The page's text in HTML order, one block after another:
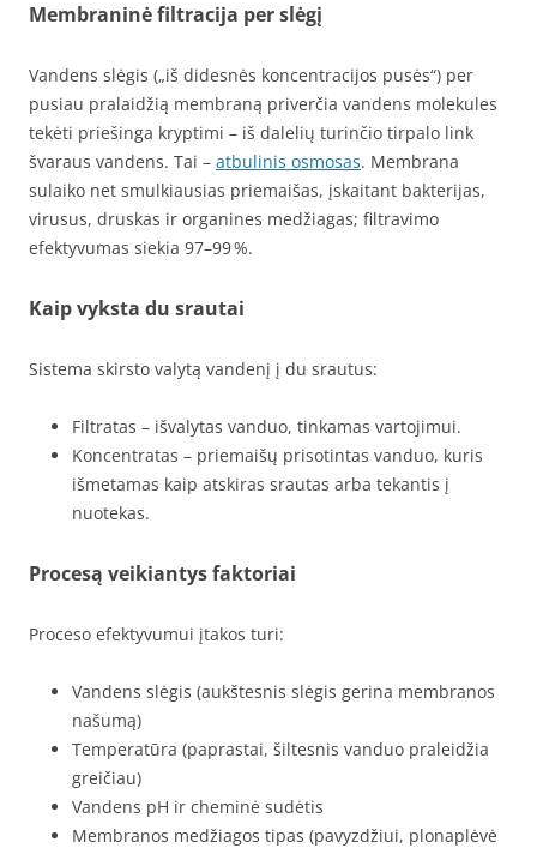
Membraninė filtracija per slėgį
Vandens slėgis („iš didesnės koncentracijos pusės“) per
pusiau pralaidžią membraną priverčia vandens molekules
tekėti priešinga kryptimi – iš dalelių turinčio tirpalo link
švaraus vandens. Tai – atbulinis osmosas. Membrana
sulaiko net smulkiausias priemaišas, įskaitant bakterijas,
virusus, druskas ir organines medžiagas; filtravimo
efektyvumas siekia 97–99 %.
Kaip vyksta du srautai
Sistema skirsto valytą vandenį į du srautus:
Filtratas – išvalytas vanduo, tinkamas vartojimui.
Koncentratas – priemaišų prisotintas vanduo, kuris
išmetamas kaip atskiras srautas arba tekantis į
nuotekas.
Procesą veikiantys faktoriai
Proceso efektyvumui įtakos turi:
Vandens slėgis (aukštesnis slėgis gerina membranos
našumą)
Temperatūra (paprastai, šiltesnis vanduo praleidžia
greičiau)
Vandens pH ir cheminė sudėtis
Membranos medžiagos tipas (pavyzdžiui, plonaplėvė